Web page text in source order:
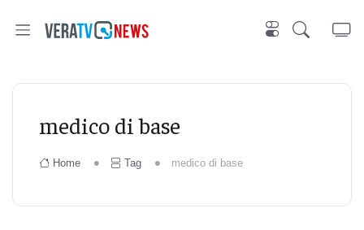
medico di base
Home Tag medico di base